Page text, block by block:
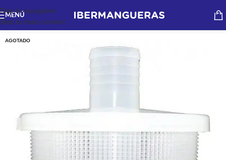
Skip to navigation
Skip to main content
MENÚ
AGOTADO